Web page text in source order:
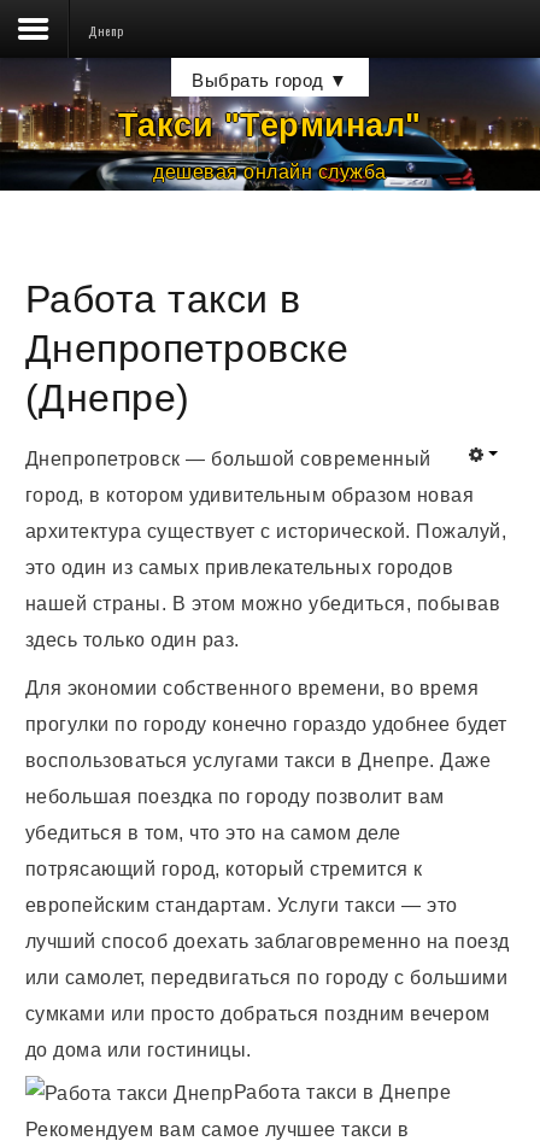
Такси ☎
Тарифы
Водителям
Пассажирам
Контакты
Днепр
Выбрать город ▼
Такси "Терминал"
дешевая онлайн служба
Работа такси в
Днепропетровске
(Днепре)
Днепропетровск — большой современный
город, в котором удивительным образом новая
архитектура существует с исторической. Пожалуй,
это один из самых привлекательных городов
нашей страны. В этом можно убедиться, побывав
здесь только один раз.
Для экономии собственного времени, во время
прогулки по городу конечно гораздо удобнее будет
воспользоваться услугамитакси в Днепре. Даже
небольшая поездка по городу позволит вам
убедиться в том, что это на самом деле
потрясающий город, который стремится к
европейским стандартам. Услуги такси — это
лучший способ доехать заблаговременно на поезд
или самолет, передвигаться по городу с большими
сумками или просто добраться поздним вечером
до дома или гостиницы.
Работа такси в Днепре
Рекомендуем вам самое лучшее такси в